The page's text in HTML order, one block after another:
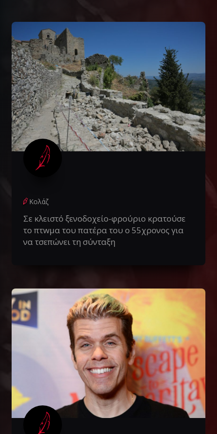
Κολάζ
Σε κλειστό ξενοδοχείο-φρούριο κρατούσε
το πτwμα του πατέρα του ο 55χρονος για
να τσεπώνει τη σύνταξη